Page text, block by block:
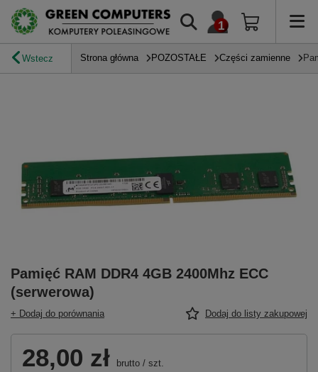
Wstecz Strona główna POZOSTAŁE Części zamienne
Pamięć RAM DDR4 4GB 2400Mhz ECC
(serwerowa)
+ Dodaj do porównania Dodaj do listy zakupowej
28,00 zł brutto / szt.